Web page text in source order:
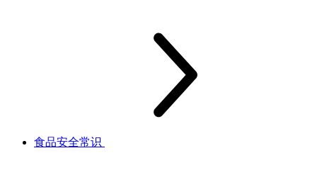
食品安全常识